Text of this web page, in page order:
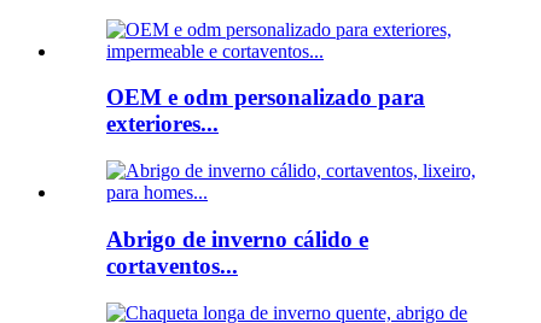
OEM e odm personalizado para
exteriores...
Abrigo de inverno cálido e
cortaventos...